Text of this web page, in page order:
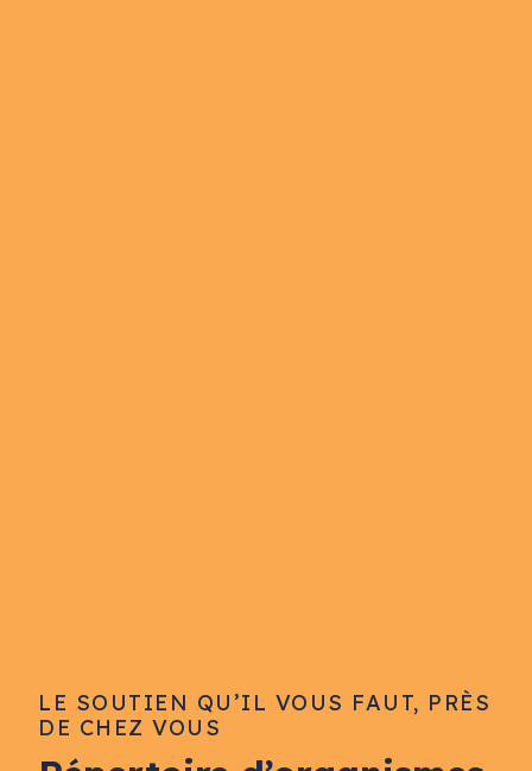
LE SOUTIEN QU’IL VOUS FAUT, PRÈS
DE CHEZ VOUS